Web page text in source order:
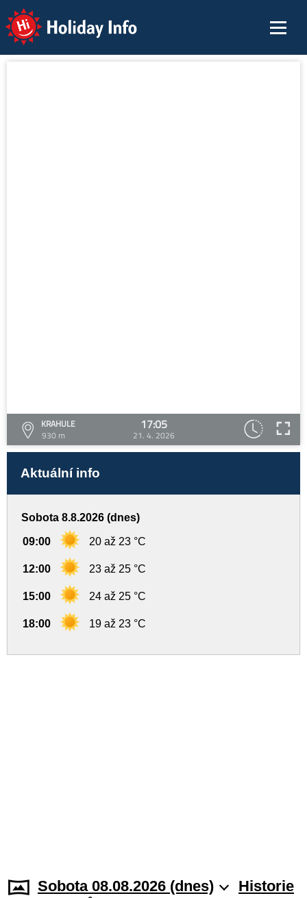
Holiday Info
KRAHULE
930 m
17:05
21. 4. 2026
Aktuální info
Sobota 8.8.2026 (dnes)
09:00 20 až 23 °C
12:00 23 až 25 °C
15:00 24 až 25 °C
18:00 19 až 23 °C
Sobota 08.08.2026 (dnes)
Historie